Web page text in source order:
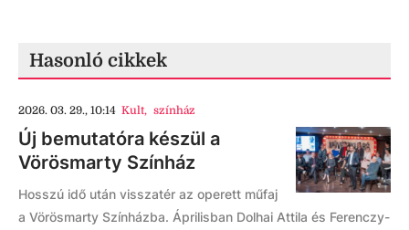
Hasonló cikkek
2026. 03. 29., 10:14 Kult, színház
Új bemutatóra készül a
Vörösmarty Színház
Hosszú idő után visszatér az operett műfaj
a Vörösmarty Színházba. Áprilisban Dolhai Attila és Ferenczy-